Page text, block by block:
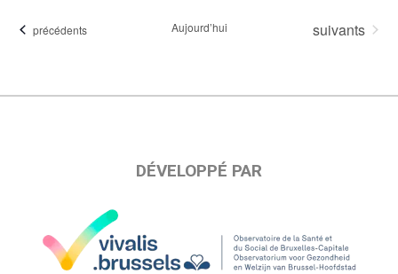
date.Évènements
précédents Aujourd’hui Évènements
suivants
DÉVELOPPÉ PAR